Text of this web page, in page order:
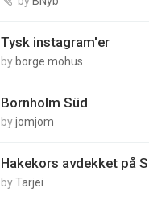
Tysk instagram'er
by borge.mohus
Bornholm Süd
byjomjom
Hakekors avdekket på
byTarjei